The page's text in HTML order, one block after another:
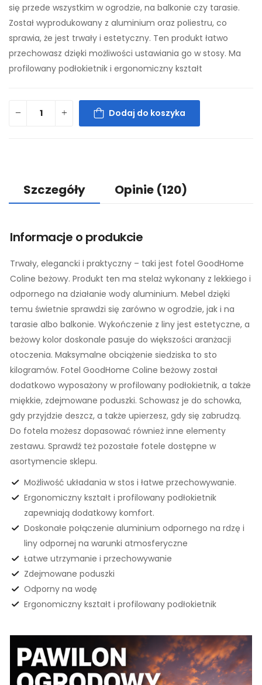
się przede wszystkim w ogrodzie, na balkonie czy tarasie.
Został wyprodukowany z aluminium oraz poliestru, co
sprawia, że jest trwały i estetyczny. Ten produkt łatwo
przechowasz dzięki możliwości ustawiania go w stosy. Ma
profilowany podłokietnik i ergonomiczny kształt
Dodaj do koszyka
Szczegóły Opinie (120)
Informacje o produkcie
Trwały, elegancki i praktyczny – taki jest fotel GoodHome
Coline beżowy. Produkt ten ma stelaż wykonany z lekkiego i
odpornego na działanie wody aluminium. Mebel dzięki
temu świetnie sprawdzi się zarówno w ogrodzie, jak i na
tarasie albo balkonie. Wykończenie z liny jest estetyczne, a
beżowy kolor doskonale pasuje do większości aranżacji
otoczenia. Maksymalne obciążenie siedziska to sto
kilogramów. Fotel GoodHome Coline beżowy został
dodatkowo wyposażony w profilowany podłokietnik, a także
miękkie, zdejmowane poduszki. Schowasz je do schowka,
gdy przyjdzie deszcz, a także upierzesz, gdy się zabrudzą.
Do fotela możesz dopasować również inne elementy
zestawu. Sprawdź też pozostałe fotele dostępne w
asortymencie sklepu.
Możliwość układania w stos i łatwe przechowywanie.
Ergonomiczny kształt i profilowany podłokietnik
zapewniają dodatkowy komfort.
Doskonałe połączenie aluminium odpornego na rdzę i
liny odpornej na warunki atmosferyczne
Łatwe utrzymanie i przechowywanie
Zdejmowane poduszki
Odporny na wodę
Ergonomiczny kształt i profilowany podłokietnik